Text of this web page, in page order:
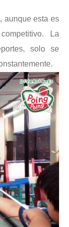
aunque esta es
La
solo se